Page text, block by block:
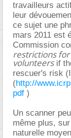
travailleurs
leur
ce sujet une
mars 2011 est
Commission
restrictions
volunteersif
rescuer's risk
(http://
pdf )
Un scanner
même plus,
naturelle